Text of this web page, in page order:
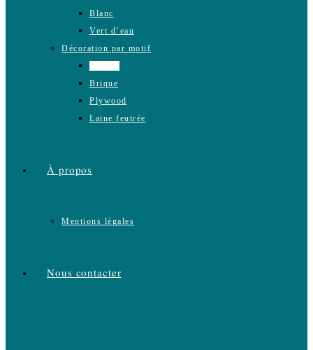
Blanc
Vert d’eau
Décoration par motif
Brique
Plywood
Laine feutrée
À propos
Mentions légales
Nous contacter